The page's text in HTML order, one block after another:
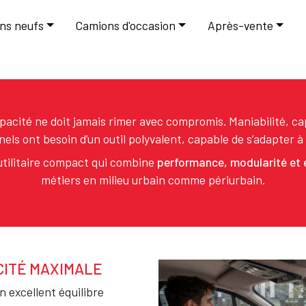
neufs Camions d'occasion Après-vente
ne doit jamais rimer avec compromis. Maniabilité,
ont besoin d’un outil polyvalent, capable de s’adapter
compact qui combine performance, modularité et
métiers en milieu urbain comme périurbain.
MAXIMALE
excellent équilibre